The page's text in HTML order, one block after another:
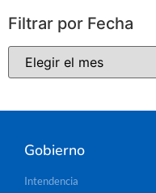
Filtrar por Fecha
Gobierno
Intendencia